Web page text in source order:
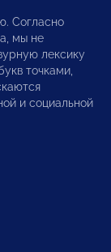
Согласно
мы не
лексику
точками,
и социальной